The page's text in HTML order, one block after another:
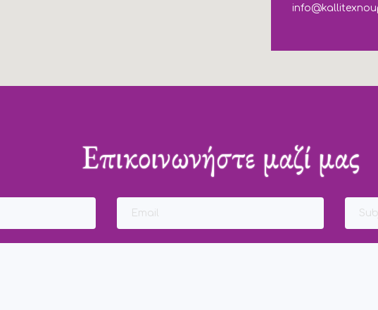
Επικοινωνήστε μαζί μας